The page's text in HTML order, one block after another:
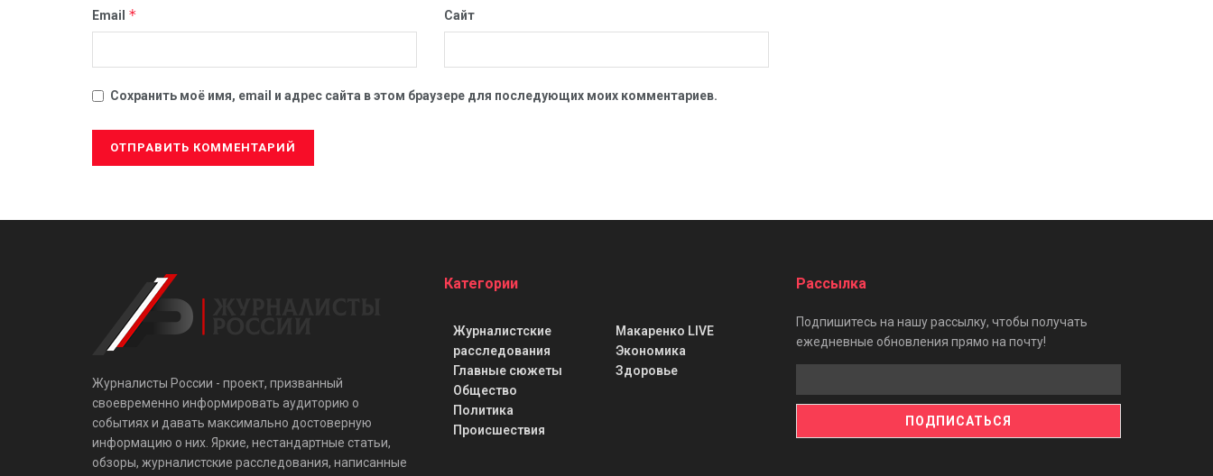
Email * Сайт
Сохранить моё имя, email и адрес сайта в этом браузере для последующих моих комментариев.
Журналисты России - проект, призванный
своевременно информировать аудиторию о
событиях и давать максимально достоверную
информацию о них. Яркие, нестандартные статьи,
обзоры, журналистские расследования, написанные
Категории
Журналистские
расследования
Главные сюжеты
Общество
Политика
Происшествия
Макаренко LIVE
Экономика
Здоровье
Рассылка
Подпишитесь на нашу рассылку, чтобы получать
ежедневные обновления прямо на почту!